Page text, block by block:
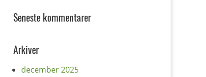
Seneste kommentarer
Arkiver
december 2025